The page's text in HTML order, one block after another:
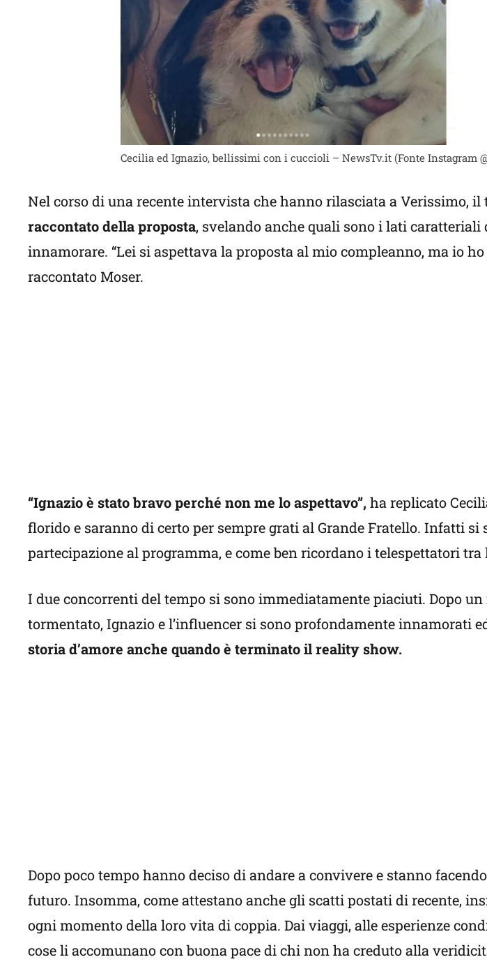
Cecilia ed Ignazio, bellissimi con i cuccioli – NewsTv.it (Fonte Instagram
Nel corso di una recente intervista che hanno rilasciata a Verissimo,
raccontato della proposta, svelando anche quali sono i lati
innamorare. “Lei si aspettava la proposta al mio compleanno, ma io
raccontato Moser.
“Ignazio è stato bravo perché non me lo aspettavo”, ha replicato
florido e saranno di certo per sempre grati al Grande Fratello. Infatti si
partecipazione al programma, e come ben ricordano i telespettatori tra
I due concorrenti del tempo si sono immediatamente piaciuti. Dopo
tormentato, Ignazio e l’influencer si sono profondamente innamorati
storia d’amore anche quando è terminato il reality show.
Dopo poco tempo hanno deciso di andare a convivere e stanno
futuro. Insomma, come attestano anche gli scatti postati di recente,
ogni momento della loro vita di coppia. Dai viaggi, alle esperienze
cose li accomunano con buona pace di chi non ha creduto alla